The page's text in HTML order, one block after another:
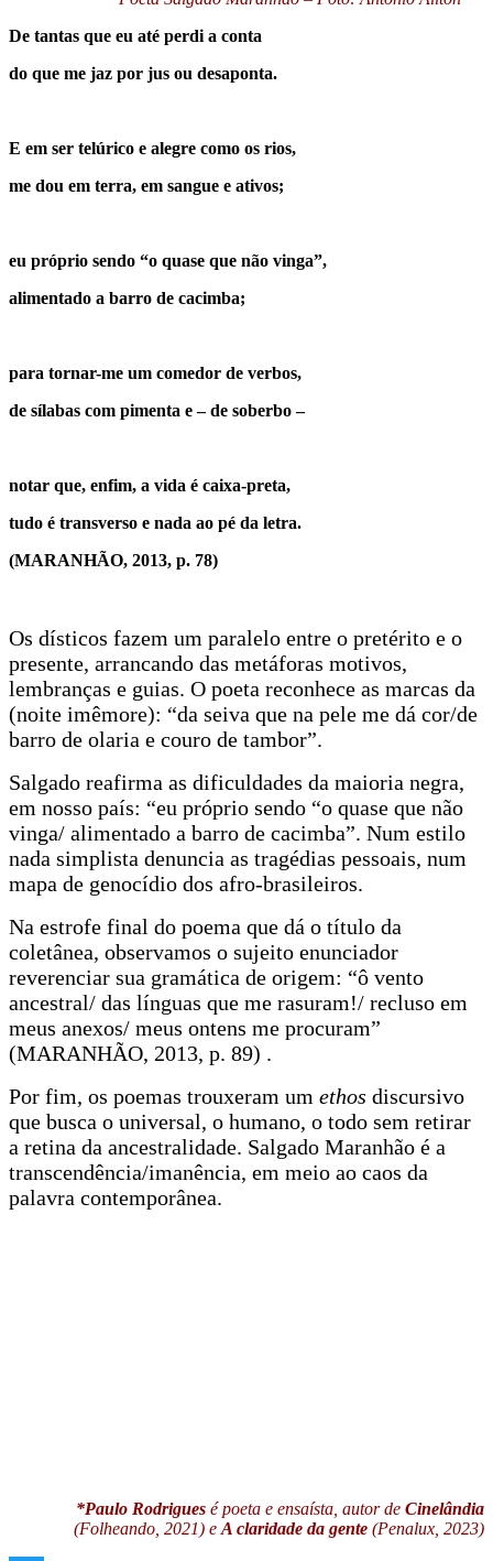
De tantas que eu até perdi a conta
do que me jaz por jus ou desaponta.
E em ser telúrico e alegre como os rios,
me dou em terra, em sangue e ativos;
eu próprio sendo “o quase que não vinga”,
alimentado a barro de cacimba;
para tornar-me um comedor de verbos,
de sílabas com pimenta e – de soberbo –
notar que, enfim, a vida é caixa-preta,
tudo é transverso e nada ao pé da letra.
(MARANHÃO, 2013, p. 78)
Os dísticos fazem um paralelo entre o pretérito e o
presente, arrancando das metáforas motivos,
lembranças e guias. O poeta reconhece as marcas da
(noite imêmore): “da seiva que na pele me dá cor/de
barro de olaria e couro de tambor”.
Salgado reafirma as dificuldades da maioria negra,
em nosso país: “eu próprio sendo “o quase que não
vinga/ alimentado a barro de cacimba”. Num estilo
nada simplista denuncia as tragédias pessoais, num
mapa de genocídio dos afro-brasileiros.
Na estrofe final do poema que dá o título da
coletânea, observamos o sujeito enunciador
reverenciar sua gramática de origem: “ô vento
ancestral/ das línguas que me rasuram!/ recluso em
meus anexos/ meus ontens me procuram”
(MARANHÃO, 2013, p. 89) .
Por fim, os poemas trouxeram um ethos discursivo
que busca o universal, o humano, o todo sem retirar
a retina da ancestralidade. Salgado Maranhão é a
transcendência/imanência, em meio ao caos da
palavra contemporânea.
*Paulo Rodrigues é poeta e ensaísta, autor de Cinelândia
(Folheando, 2021) e A claridade da gente (Penalux, 2023)